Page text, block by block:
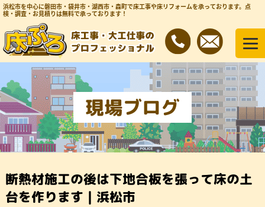
浜松市を中心に磐田市・袋井市・湖西市・森町で床工事や床リフォームを承っております。 点
検・調査・お見積りは無料で承っております！
現場ブログ
断熱材施工の後は下地合板を張って床の土
台を作ります｜浜松市